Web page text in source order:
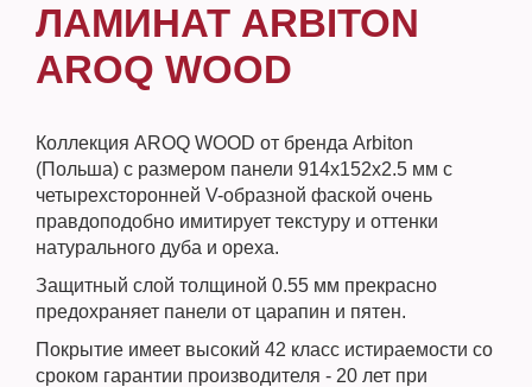
ЛАМИНАТ ARBITON
AROQ WOOD
Коллекция AROQ WOOD от бренда Arbiton
(Польша) с размером панели 914х152х2.5 мм с
четырехсторонней V-образной фаской очень
правдоподобно имитирует текстуру и оттенки
натурального дуба и ореха.
Защитный слой толщиной 0.55 мм прекрасно
предохраняет панели от царапин и пятен.
Покрытие имеет высокий 42 класс истираемости со
сроком гарантии производителя - 20 лет при